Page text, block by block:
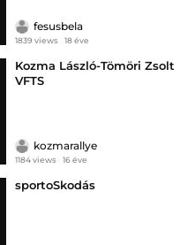
fesusbela
1839 views 18 éve
Kozma László-Tömöri Zsolt
VFTS
kozmarallye
1184 views 16 éve
sportoSkodás